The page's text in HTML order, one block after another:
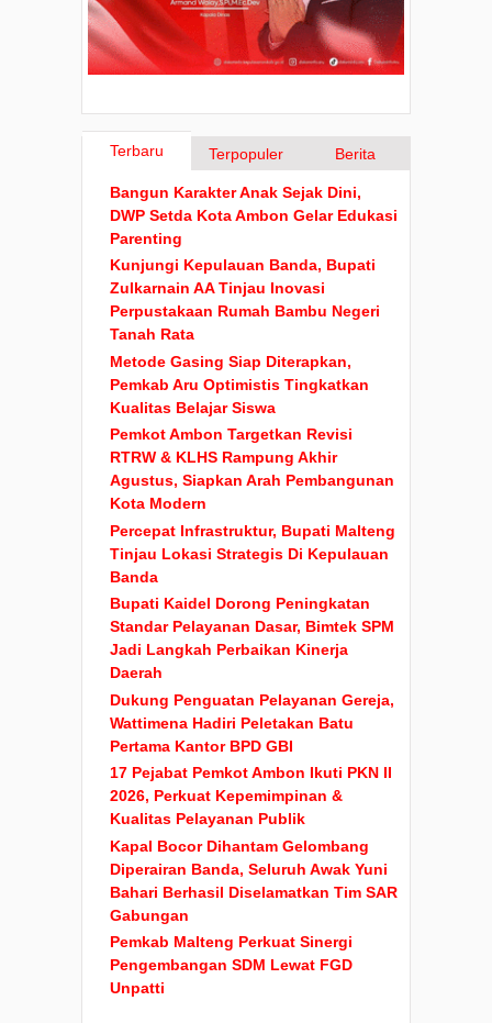
Terbaru Terpopuler Berita
Bangun Karakter Anak Sejak Dini,
DWP Setda Kota Ambon Gelar Edukasi
Parenting
Kunjungi Kepulauan Banda, Bupati
Zulkarnain AA Tinjau Inovasi
Perpustakaan Rumah Bambu Negeri
Tanah Rata
Metode Gasing Siap Diterapkan,
Pemkab Aru Optimistis Tingkatkan
Kualitas Belajar Siswa
Pemkot Ambon Targetkan Revisi
RTRW & KLHS Rampung Akhir
Agustus, Siapkan Arah Pembangunan
Kota Modern
Percepat Infrastruktur, Bupati Malteng
Tinjau Lokasi Strategis Di Kepulauan
Banda
Bupati Kaidel Dorong Peningkatan
Standar Pelayanan Dasar, Bimtek SPM
Jadi Langkah Perbaikan Kinerja
Daerah
Dukung Penguatan Pelayanan Gereja,
Wattimena Hadiri Peletakan Batu
Pertama Kantor BPD GBI
17 Pejabat Pemkot Ambon Ikuti PKN II
2026, Perkuat Kepemimpinan &
Kualitas Pelayanan Publik
Kapal Bocor Dihantam Gelombang
Diperairan Banda, Seluruh Awak Yuni
Bahari Berhasil Diselamatkan Tim SAR
Gabungan
Pemkab Malteng Perkuat Sinergi
Pengembangan SDM Lewat FGD
Unpatti